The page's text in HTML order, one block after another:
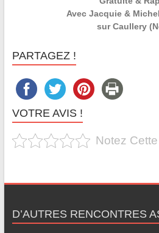
Avec Jacquie &
sur Caullery
PARTAGEZ !
VOTRE AVIS !
Notez
D’AUTRES RENCONTRES